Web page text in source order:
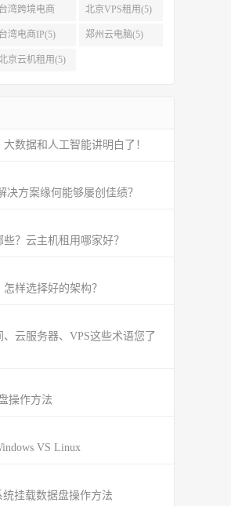
用(5)
台湾跨境电商
IP(5)
北京VPS租用(5)
台湾电商IP(5) 郑州云电脑(5)
京云机租用(5)
数据和人工智能讲明白了！
决方案缘何能够屡创佳绩？
？云主机租用哪家好？
样选择好的架构？
云服务器、VPS这些术语您了
操作方法
VS Linux
挂载数据盘操作方法